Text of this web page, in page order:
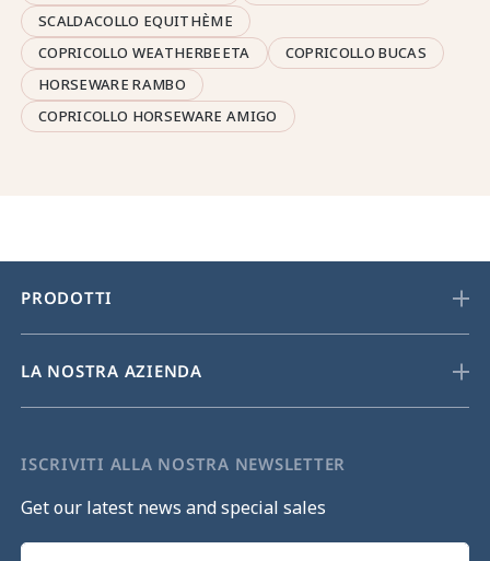
SCALDACOLLO EQUITHÈME
COPRICOLLO WEATHERBEETA
COPRICOLLO BUCAS
HORSEWARE RAMBO
COPRICOLLO HORSEWARE AMIGO
PRODOTTI
LA NOSTRA AZIENDA
ISCRIVITI ALLA NOSTRA NEWSLETTER
Get our latest news and special sales